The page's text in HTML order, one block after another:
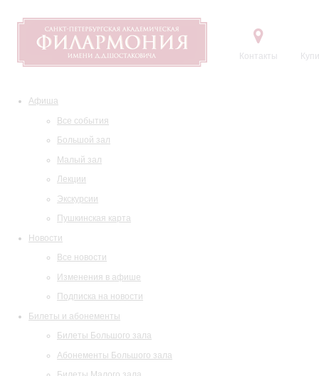
Контакты
Афиша
Все события
Большой зал
Малый зал
Лекции
Экскурсии
Пушкинская карта
Новости
Все новости
Изменения в афише
Подписка на новости
Билеты и абонементы
Билеты Большого зала
Абонементы Большого зала